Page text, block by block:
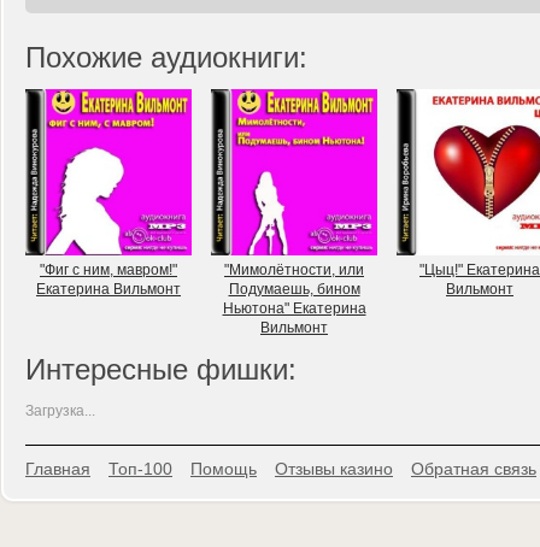
Похожие аудиокниги:
"Фиг с ним, мавром!"
Екатерина Вильмонт
"Мимолётности, или
Подумаешь, бином
Ньютона" Екатерина
Вильмонт
"Цыц!" Екатерина
Вильмонт
Интересные фишки:
Загрузка...
Главная Топ-100 Помощь Отзывы казино Обратная связь